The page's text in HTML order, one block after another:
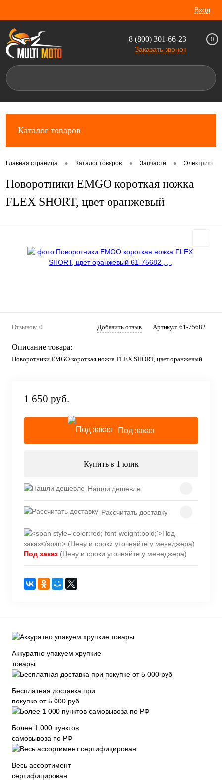
Вход
8 (800) 301-66-23
Заказать звонок
0
Каталог товаров
Главная страница • Каталог товаров • Запчасти • Электрика
Поворотники EMGO короткая ножка
FLEX SHORT, цвет оранжевый
Отзывов: 0 Добавить отзыв Артикул: 61-75682
Описание товара:
Поворотники EMGO короткая ножка FLEX SHORT, цвет оранжевый
1 650 руб.
Под заказ
Купить в 1 клик
Нашли дешевле
Рассчитать доставку
Под заказ (Цену и сроки уточняйте у менеджера)
Аккуратно упакуем хрупкие
товары
Бесплатная доставка при
покупке от 5 000 руб
Более 1 000 пунктов
самовывоза по РФ
Весь ассортимент
сертифицирован